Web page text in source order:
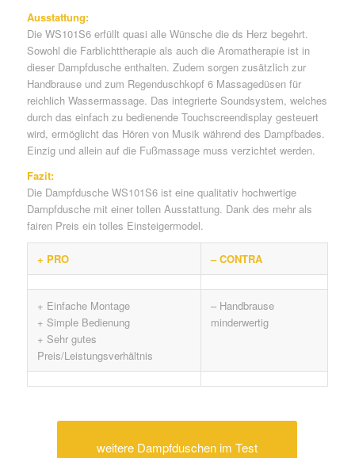
Ausstattung:
Die WS101S6 erfüllt quasi alle Wünsche die ds Herz begehrt.
Sowohl die Farblichttherapie als auch die Aromatherapie ist in
dieser Dampfdusche enthalten. Zudem sorgen zusätzlich zur
Handbrause und zum Regenduschkopf 6 Massagedüsen für
reichlich Wassermassage. Das integrierte Soundsystem, welches
durch das einfach zu bedienende Touchscreendisplay gesteuert
wird, ermöglicht das Hören von Musik während des Dampfbades.
Einzig und allein auf die Fußmassage muss verzichtet werden.
Fazit:
Die Dampfdusche WS101S6 ist eine qualitativ hochwertige
Dampfdusche mit einer tollen Ausstattung. Dank des mehr als
fairen Preis ein tolles Einsteigermodel.
+ PRO – CONTRA
+ Einfache Montage
+ Simple Bedienung
+ Sehr gutes
Preis/Leistungsverhältnis
– Handbrause
minderwertig
weitere Dampfduschen im Test